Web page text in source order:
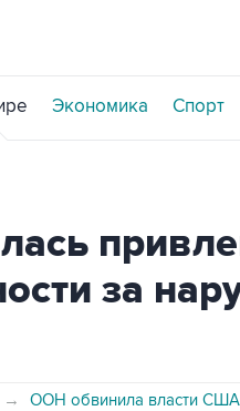
Экономика Спорт
за
→ ООН обвинила власти США